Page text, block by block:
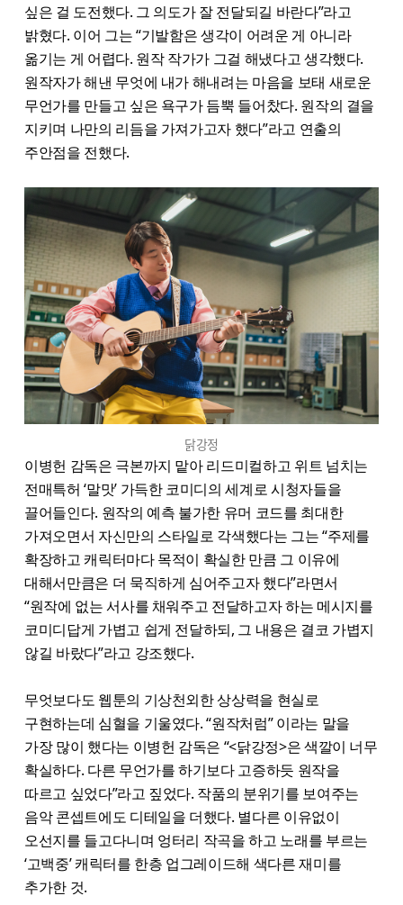
싶은 걸 도전했다. 그 의도가 잘 전달되길 바란다”라고
밝혔다. 이어 그는 “기발함은 생각이 어려운 게 아니라
옮기는 게 어렵다. 원작 작가가 그걸 해냈다고 생각했다.
원작자가 해낸 무엇에 내가 해내려는 마음을 보태 새로운
무언가를 만들고 싶은 욕구가 듬뿍 들어찼다. 원작의 결을
지키며 나만의 리듬을 가져가고자 했다”라고 연출의
주안점을 전했다.
닭강정
이병헌 감독은 극본까지 맡아 리드미컬하고 위트 넘치는
전매특허 ‘말맛’ 가득한 코미디의 세계로 시청자들을
끌어들인다. 원작의 예측 불가한 유머 코드를 최대한
가져오면서 자신만의 스타일로 각색했다는 그는 “주제를
확장하고 캐릭터마다 목적이 확실한 만큼 그 이유에
대해서만큼은 더 묵직하게 심어주고자 했다”라면서
“원작에 없는 서사를 채워주고 전달하고자 하는 메시지를
코미디답게 가볍고 쉽게 전달하되, 그 내용은 결코 가볍지
않길 바랐다”라고 강조했다.
무엇보다도 웹툰의 기상천외한 상상력을 현실로
구현하는데 심혈을 기울였다. “원작처럼” 이라는 말을
가장 많이 했다는 이병헌 감독은 “<닭강정>은 색깔이 너무
확실하다. 다른 무언가를 하기보다 고증하듯 원작을
따르고 싶었다”​라고 짚었다. 작품의 분위기를 보여주는
음악 콘셉트에도 디테일을 더했다. 별다른 이유없이
오선지를 들고다니며 엉터리 작곡을 하고 노래를 부르는
‘고백중’ 캐릭터를 한층 업그레이드해 색다른 재미를
추가한 것.